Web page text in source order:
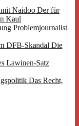
Naidoo Der für
Kaul
Problemjournalist
DFB-Skandal Die
Lawinen-Satz
Das Recht,